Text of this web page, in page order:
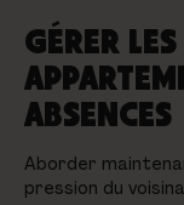
GÉRER
ABSENCES
Aborder
pression du